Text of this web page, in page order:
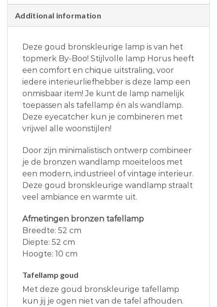
Additional information
Deze goud bronskleurige lamp is van het
topmerk By-Boo! Stijlvolle lamp Horus heeft
een comfort en chique uitstraling, voor
iedere interieurliefhebber is deze lamp een
onmisbaar item! Je kunt de lamp namelijk
toepassen als tafellamp én als wandlamp.
Deze eyecatcher kun je combineren met
vrijwel alle woonstijlen!
Door zijn minimalistisch ontwerp combineer
je de bronzen wandlamp moeiteloos met
een modern, industrieel of vintage interieur.
Deze goud bronskleurige wandlamp straalt
veel ambiance en warmte uit.
Afmetingen bronzen tafellamp
Breedte: 52 cm
Diepte: 52 cm
Hoogte: 10 cm
Tafellamp goud
Met deze goud bronskleurige tafellamp
kun jij je ogen niet van de tafel afhouden.